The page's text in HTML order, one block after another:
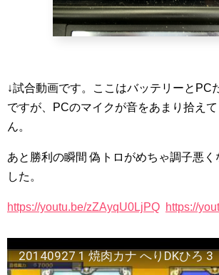
↓試合動画です。ここはバッテリーとPC
ですが、PCのマイクが音をあまり拾え
ん。
あと勝利の瞬間 偽トロがめちゃ調子悪く
した。
https://youtu.be/zZAyqU0LjPQ https://
20140927 1 焼肉カナ へりDKひろ 3